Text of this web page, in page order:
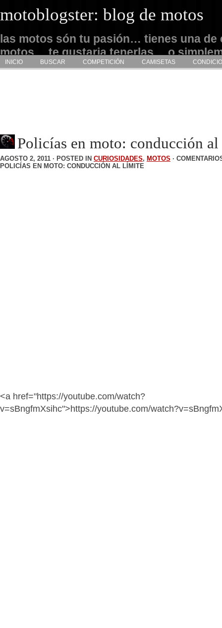
motoblogster: blog de motos
las motos són tu pasión… tienes una de
motos… te gustaria tenerlas… o
admirarlas… este es tu sitio
INICIO BUSCAR COMPETICIÓN CAMISETAS
Policías en moto: conducción
AGOSTO 2, 2011 · POSTED IN CURIOSIDADES, MOTOS ·
POLICÍAS EN MOTO: CONDUCCIÓN AL LÍMITE
<a href="https://youtube.com/watch?
v=sBngfmXsihc">https://youtube.com/